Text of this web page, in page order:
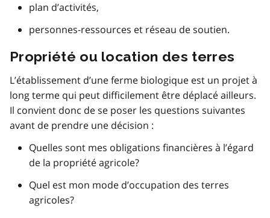
plan d’activités,
personnes-ressources et réseau de soutien.
Propriété ou location des terres
L’établissement d’une ferme biologique est un projet à
long terme qui peut difficilement être déplacé ailleurs.
Il convient donc de se poser les questions suivantes
avant de prendre une décision :
Quelles sont mes obligations financières à l’égard
de la propriété agricole?
Quel est mon mode d’occupation des terres
agricoles?